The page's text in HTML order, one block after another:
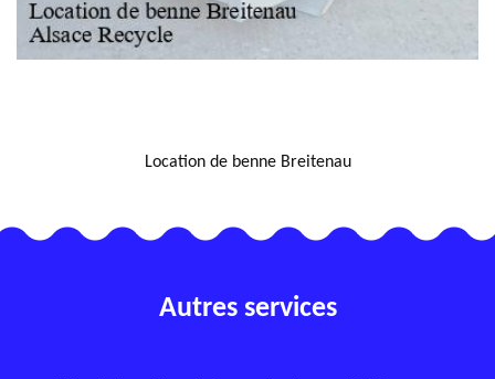
Location de benne Breitenau
Autres services